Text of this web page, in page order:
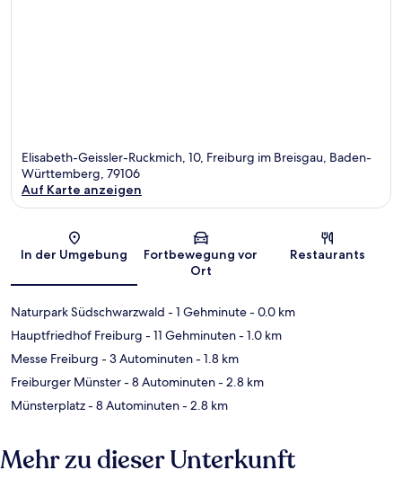
Elisabeth-Geissler-Ruckmich, 10, Freiburg im Breisgau, Baden-
Württemberg, 79106
Auf Karte anzeigen
In der Umgebung
Fortbewegung vor
Ort
Restaurants
Naturpark Südschwarzwald - 1 Gehminute- 0.0 km
Hauptfriedhof Freiburg - 11 Gehminuten- 1.0 km
Messe Freiburg - 3 Autominuten- 1.8 km
Freiburger Münster- 8 Autominuten- 2.8 km
Münsterplatz- 8 Autominuten- 2.8 km
Mehr zu dieser Unterkunft